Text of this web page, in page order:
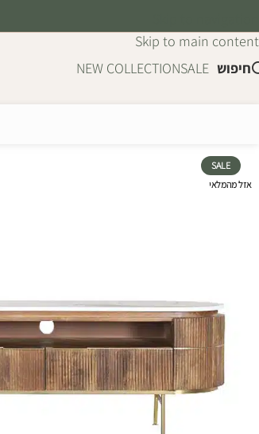
Skip to main content
חיפוש SALE
NEW COLLECTION
SALE
אזל מהמלאי